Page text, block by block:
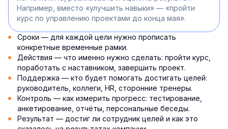
Например, вместо «улучшить навыки» — «пройти
курс по управлению проектами до конца мая».
Сроки — для каждой цели нужно прописать
конкретные временные рамки.
Действия — что именно нужно сделать: пройти курс,
поработать с наставником, завершить проект.
Поддержка — кто будет помогать достигать целей:
руководитель, коллеги, HR, сторонние тренеры.
Контроль — как измерить прогресс: тестирование,
анкетирование, отчёты, персональные беседы.
Результат — достиг ли сотрудник целей и как это